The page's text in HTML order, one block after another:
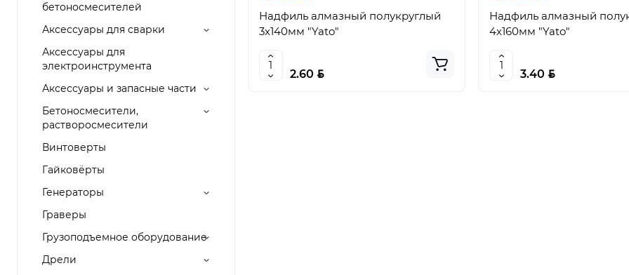
бетоносмесителей
Аксессуары для сварки
Аксессуары для
электроинструмента
Аксессуары и запасные части
Бетоносмесители,
растворосмесители
Винтоверты
Гайковёрты
Генераторы
Граверы
Грузоподъемное оборудование
Дрели
Надфиль алмазный полукруглый
3х140мм "Yato"
2.60 BYN
Надфиль алмазный
4х160мм "Yato"
3.40 BYN